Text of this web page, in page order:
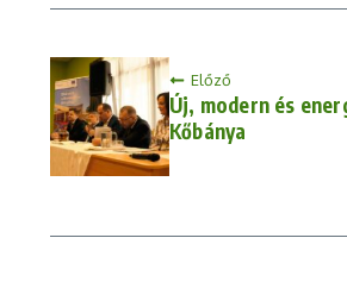
Előző
Új, modern és
Kőbánya